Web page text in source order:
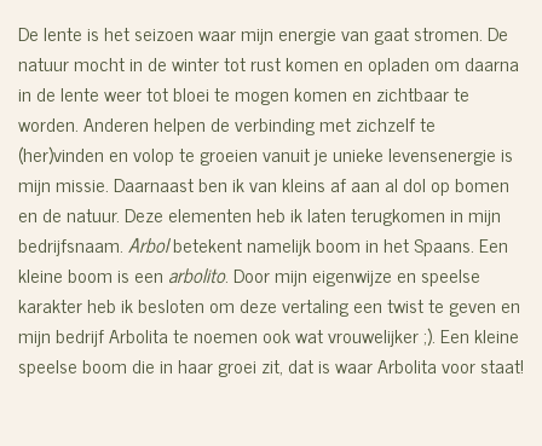
De lente is het seizoen waar mijn energie van gaat stromen. De
natuur mocht in de winter tot rust komen en opladen om daarna
in de lente weer tot bloei te mogen komen en zichtbaar te
worden. Anderen helpen de verbinding met zichzelf te
(her)vinden en volop te groeien vanuit je unieke levensenergie is
mijn missie. Daarnaast ben ik van kleins af aan al dol op bomen
en de natuur. Deze elementen heb ik laten terugkomen in mijn
bedrijfsnaam.Arbolbetekent namelijk boom in het Spaans. Een
kleine boom is een arbolito. Door mijn eigenwijze en speelse
karakter heb ik besloten om deze vertaling een twist te geven en
mijn bedrijf Arbolita te noemen ook wat vrouwelijker ;). Een kleine
speelse boom die in haar groei zit, dat is waar Arbolita voor staat!